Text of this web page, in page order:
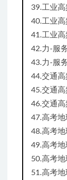
39.工业
40.工业
41.工业
42.力-服
43.力-服
44.交通
45.交通
46.交通
47.高考
48.高考
49.高考
50.高考
51.高考